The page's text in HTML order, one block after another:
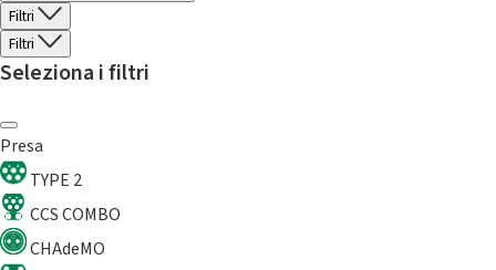
Filtri
Filtri
Seleziona i filtri
Presa
TYPE 2
CCS COMBO
CHAdeMO